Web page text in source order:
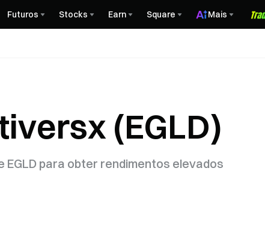
Futuros Stocks Earn Square Mais
(EGLD)
para obter rendimentos elevados